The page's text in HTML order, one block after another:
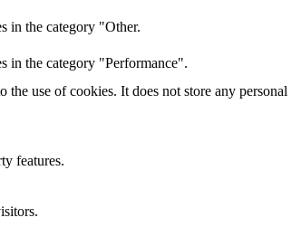
in the category "Other.
in the category "Performance".
use of cookies. It does not store any personal
features.